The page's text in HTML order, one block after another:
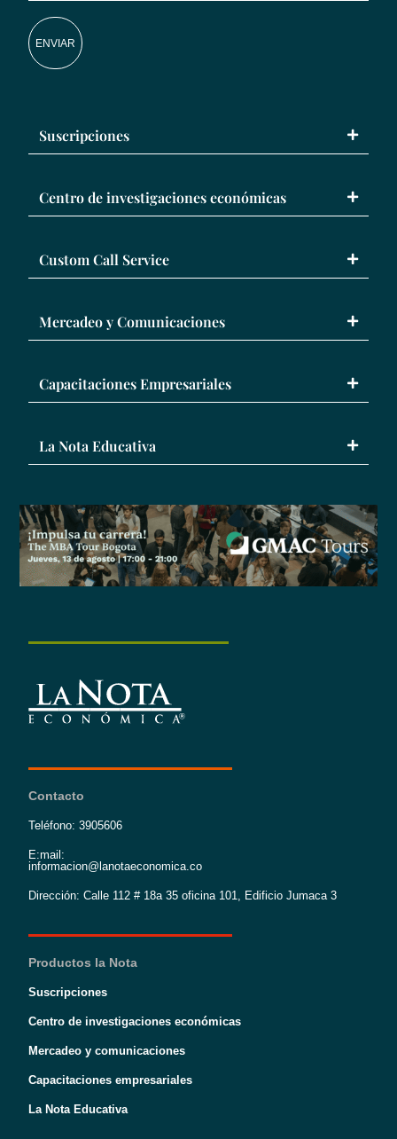
ENVIAR
Suscripciones
Centro de investigaciones económicas
Custom Call Service
Mercadeo y Comunicaciones
Capacitaciones Empresariales
La Nota Educativa
Contacto
Teléfono: 3905606
E:mail:
informacion@lanotaeconomica.co
Dirección: Calle 112 # 18a 35 oficina 101, Edificio Jumaca 3
Productos la Nota
Suscripciones
Centro de investigaciones económicas
Mercadeo y comunicaciones
Capacitaciones empresariales
La Nota Educativa